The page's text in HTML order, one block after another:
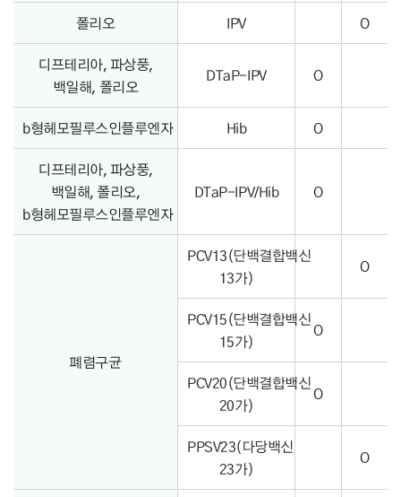
폴리오 IPV
O
디프테리아, 파상풍,
백일해, 폴리오
DTaP-IPV O
b형헤모필루스인플루엔자 Hib
O
디프테리아, 파상풍,
백일해, 폴리오,
b형헤모필루스인플루엔자
DTaP-IPV/Hib O
폐렴구균
PCV13(단백결합백신
13가)
O
PCV15(단백결합백신
15가)
O
PCV20(단백결합백신
20가)
O
PPSV23(다당백신
23가)
O